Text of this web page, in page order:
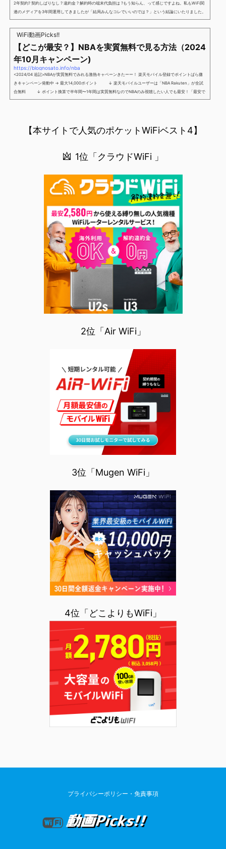
2年契約? 契約しばりなし ? 違約金 ? 解約時の端末代負担は ?もう知らん、って感じですよね。私もWiFi関
連のメディアを3年間運用してきましたが「結局みんなコレでいいのでは？」という結論にいたりました。
ということで、「ポケットWiFi選びに疲れた」「結局どれがいいのか分からない」と言う人向けに【最終
解】を用意しました。ポケットWiFiのヘビーユーザー視点で「90％の人はこれだけでいいやん」というも
のなので、「多...
WiFi動画Picks!!
【どこが最安？】NBAを実質無料で見る方法（2024
年10月キャンペーン)
https://blognosato.info/nba
<2024/04 追記>NBAが実質無料でみれる激熱キャペーンきたーー！ 楽天モバイル登録でポイントばら撒
きキャンペーン発動中 → 最大14,000ポイント ↓ 楽天モバイルユーザーは「NBA Rakuten」が全試
合無料 ↓ ポイント換算で半年間〜1年間は実質無料なのでNBAのみ視聴したい人でも最安！「最安で
NBAを見る方法」が「楽天モバイルを契約すること」というもはや意味不明な状況...楽天モバイルでNBAを
【本サイトで人気のポケットWiFiベスト4】
1位「クラウドWiFi 」
2位「Air WiFi」
3位「Mugen WiFi」
4位「どこよりもWiFi」
プライバシーポリシー・免責事項